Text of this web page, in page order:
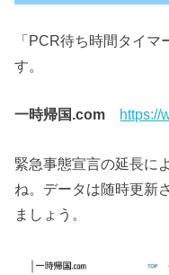
「PCR待ち時間タイ
す。
一時帰国.com https://
緊急事態宣言の延長に
ね。データは随時更新
ましょう。